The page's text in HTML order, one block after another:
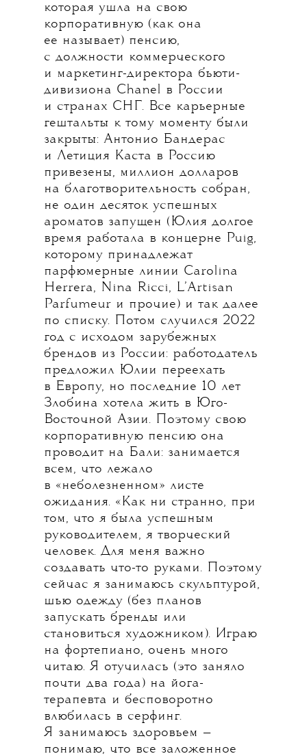
которая ушла на свою
корпоративную (как она
ее называет) пенсию,
с должности коммерческого
и маркетинг-директора бьюти-
дивизиона Chanel в России
и странах СНГ. Все карьерные
гештальты к тому моменту были
закрыты: Антонио Бандерас
и Летиция Каста в Россию
привезены, миллион долларов
на благотворительность собран,
не один десяток успешных
ароматов запущен (Юлия долгое
время работала в концерне Puig,
которому принадлежат
парфюмерные линии Carolina
Herrera, Nina Ricci, L’Artisan
Parfumeur и прочие) и так далее
по списку. Потом случился 2022
год с исходом зарубежных
брендов из России: работодатель
предложил Юлии переехать
в Европу, но последние 10 лет
Злобина хотела жить в Юго-
Восточной Азии. Поэтому свою
корпоративную пенсию она
проводит на Бали: занимается
всем, что лежало
в «неболезненном» листе
ожидания. «Как ни странно, при
том, что я была успешным
руководителем, я творческий
человек. Для меня важно
создавать что-то руками. Поэтому
сейчас я занимаюсь скульптурой,
шью одежду (без планов
запускать бренды или
становиться художником). Играю
на фортепиано, очень много
читаю. Я отучилась (это заняло
почти два года) на йога-
терапевта и бесповоротно
влюбилась в серфинг.
Я занимаюсь здоровьем —
понимаю, что все заложенное